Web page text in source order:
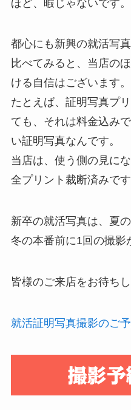
ほど、暇じゃないです。
都心にも新興の就活写
比べてみると、当店の
ける自信はございます。
たとえば、証明写真プ
ても、それは料金込み
い証明写真なんです。
当店は、使う側の見に
全プリント裁断済みです
新卒の就活写真は、夏
冬の本番前に1回の撮影
皆様のご来店をお待ちし
就活証明写真撮影のご